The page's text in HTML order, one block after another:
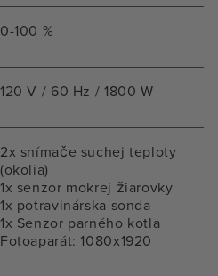
0-100 %
120 V / 60 Hz / 1800 W
2x snímače suchej teploty
(okolia)
1x senzor mokrej žiarovky
1x potravinárska sonda
1x Senzor parného kotla
Fotoaparát: 1080x1920